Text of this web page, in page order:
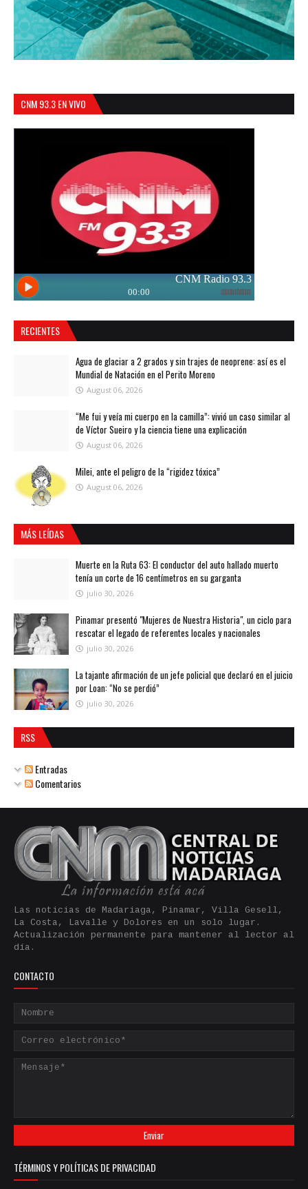
CNM 93.3 EN VIVO
RECIENTES
Agua de glaciar a 2 grados y sin trajes de neoprene: así es el
Mundial de Natación en el Perito Moreno
August 06, 2026
“Me fui y veía mi cuerpo en la camilla”: vivió un caso similar al
de Víctor Sueiro y la ciencia tiene una explicación
August 06, 2026
Milei, ante el peligro de la “rigidez tóxica”
August 06, 2026
MÁS LEÍDAS
Muerte en la Ruta 63: El conductor del auto hallado muerto
tenía un corte de 16 centímetros en su garganta
julio 30, 2026
Pinamar presentó "Mujeres de Nuestra Historia", un ciclo para
rescatar el legado de referentes locales y nacionales
julio 30, 2026
La tajante afirmación de un jefe policial que declaró en el juicio
por Loan: “No se perdió”
julio 30, 2026
RSS
Entradas
Comentarios
Las noticias de Madariaga, Pinamar, Villa Gesell,
La Costa, Lavalle y Dolores en un solo lugar.
Actualización permanente para mantener al lector al
día.
CONTACTO
TÉRMINOS Y POLÍTICAS DE PRIVACIDAD